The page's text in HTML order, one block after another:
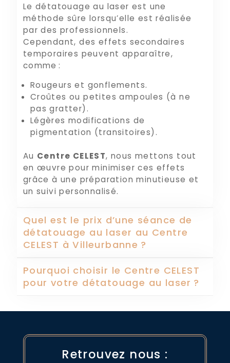
Le détatouage au laser est une
méthode sûre lorsqu’elle est réalisée
par des professionnels.
Cependant, des effets secondaires
temporaires peuvent apparaître,
comme :
Rougeurs et gonflements.
Croûtes ou petites ampoules (à ne
pas gratter).
Légères modifications de
pigmentation (transitoires).
Au Centre CELEST, nous mettons tout
en œuvre pour minimiser ces effets
grâce à une préparation minutieuse et
un suivi personnalisé.
Quel est le prix d’une séance de
détatouage au laser au Centre
CELEST à Villeurbanne ?
Pourquoi choisir le Centre CELEST
pour votre détatouage au laser ?
Retrouvez nous :